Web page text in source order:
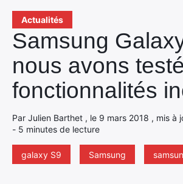
Actualités
Samsung
nous avons
fonctionnalités
Par Julien Barthet , le 9 mars 2018 , mis à
- 5 minutes de lecture
galaxy S9 Samsung